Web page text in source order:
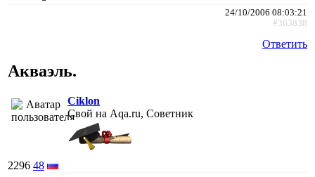
24/10/2006 08:03:21
#363838
Ответить
Акваэль.
Ciklon
Свой на Aqa.ru, Советник
2296 48